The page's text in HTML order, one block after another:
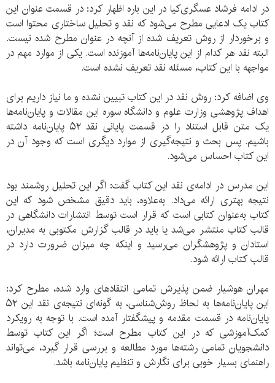
در ادامه فرشاد عسگری‌کیا در این باره اظهار کرد: در قسمت عنوان این
کتاب یک ادعایی مطرح می‌شود که نقد و تحلیل ساختاری محتوا است
و برخوردار از روش تعریف شده از آنچه در عنوان مطرح شده نیست.
البته نقد هر کدام از این پایان‌نامه‌ها آموزنده است. یکی از موارد مهم در
مواجهه با این کتاب، مسئله نقد تعریف نشده است.
وی اضافه کرد: روش نقد در این کتاب تبیین نشده و ما نیاز داریم برای
اهداف پژوهشی وزارت علوم و دانشگاه سوره این مقالات و پایان‌نامه‌ها
یک متن قابل استناد را در قسمت پایانی نقد ۵۲ پایان‌نامه‌ داشته
باشیم. پس بحث و نتیجه‌گیری از موارد دیگری است که وجود آن در
این کتاب احساس می‌شود.
این مدرس در ادامه‌ی نقد این کتاب گفت: اگر این تحلیل روشمند بود
نتیجه بهتری ارائه می‌داد. به‌علاوه، باید دقیق مشخص شود که این
کتاب به‌عنوان کتابی است که قرار است توسط انتشارات دانشگاهی در
قالب کتاب منتشر می‌شد یا باید در قالب گزارش مکتوبی به مدیران،
استادان و پژوهشگران می‌رسید و اینکه چه میزان ضرورت دارد در
قالب کتاب ارائه شود.
مهران هوشیار ضمن پذیرش تمامی انتقادهای وارد شده، مطرح کرد:
این پایان‌نامه‌ها به لحاظ روش‌شناسی، به گونه‌ای نتیجه‌ی نقد این ۵۲
پایان‌نامه در قسمت مقدمه و پیشگفتار آمده است. با توجه به رویکرد
کمک‌آموزشی که در این کتاب مطرح است؛ اگر این کتاب توسط
دانشجویان تمامی رشته‌ها مورد مطالعه و بررسی قرار گیرد، می‌تواند
راهنمای بسیار خوبی برای نگارش و تنظیم پایان‌نامه‌ باشد.